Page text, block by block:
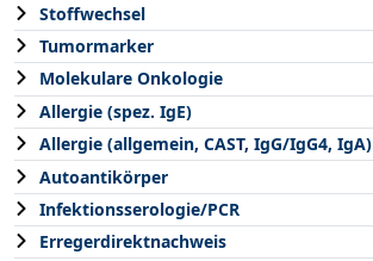
Stoffwechsel
Tumormarker
Molekulare Onkologie
Allergie (spez. IgE)
Allergie (allgemein, CAST, IgG/IgG4, IgA)
Autoantikörper
Infektionsserologie/PCR
Erregerdirektnachweis